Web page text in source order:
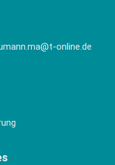
online.de